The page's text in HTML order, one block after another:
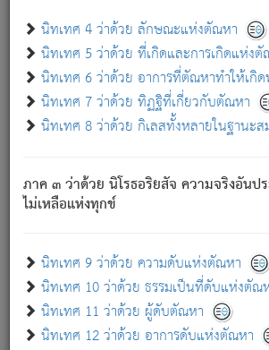
นิทเทศ 4 ว่าด้วย ลักษณะแห่งตัณหา
นิทเทศ 5 ว่าด้วย ที่เกิดและการเกิดแห่ง
นิทเทศ 6 ว่าด้วย อาการที่ตัณหาทำให้เกิ
นิทเทศ 7 ว่าด้วย ทิฏฐิที่เกี่ยวกับตัณหา
นิทเทศ 8 ว่าด้วย กิเลสทั้งหลายในฐานะ
ภาค ๓ ว่าด้วย นิโรธอริยสัจ ความจริงอันป
ไม่เหลือแห่งทุกข์
นิทเทศ 9 ว่าด้วย ความดับแห่งตัณหา
นิทเทศ 10 ว่าด้วย ธรรมเป็นที่ดับแห่งตัณ
นิทเทศ 11 ว่าด้วย ผู้ดับตัณหา
นิทเทศ 12 ว่าด้วย อาการดับแห่งตัณหา
อย่างนี้อยู่; เขาย่อมละภวตัณหาได้ และไม่เพ
ด้วย.
ความดับเพราะความสำรอกไม่เหลือ (แ
เพราะความสิ้นไปแห่งตัณหาโดยประการทั้ง
นิพพาน.
ภพใหม่ย่อมไม่มีแก่ภิกษุนั้น ผู้ดับเย็นสนิทแ
ภิกษุนั้น เป็นผู้ครอบงำมารได้แล้ว ชนะส
ภพทั้งหลายทั้งปวงได้แล้ว เป็นผู้คงที่ (คือไม่เ
- อุ.ขุ. ๒๕/๑๒๑/๘๔.
(ข้อความนี้ เป็นพระพุทธอุทานที่ทรงเปล่ง
เป็นที่ตรัสรู้ เมื่อตรัสรู้แล้วได้ 7 วัน)